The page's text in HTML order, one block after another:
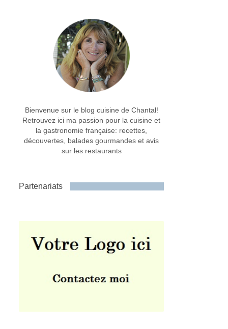
Bienvenue sur le blog cuisine de Chantal!
Retrouvez ici ma passion pour la cuisine et
la gastronomie française: recettes,
découvertes, balades gourmandes et avis
sur les restaurants
Partenariats